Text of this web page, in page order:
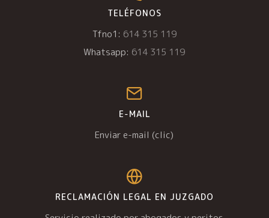
TELÉFONOS
Tfno1: 614 315 119
Whatsapp: 614 315 119
E-MAIL
Enviar e-mail (clic)
RECLAMACIÓN LEGAL EN JUZGADO